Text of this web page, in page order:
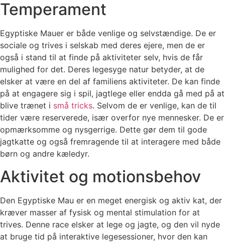
Temperament
Egyptiske Mauer er både venlige og selvstændige. De er
sociale og trives i selskab med deres ejere, men de er
også i stand til at finde på aktiviteter selv, hvis de får
mulighed for det. Deres legesyge natur betyder, at de
elsker at være en del af familiens aktiviteter. De kan finde
på at engagere sig i spil, jagtlege eller endda gå med på at
blive trænet i små tricks. Selvom de er venlige, kan de til
tider være reserverede, især overfor nye mennesker. De er
opmærksomme og nysgerrige. Dette gør dem til gode
jagtkatte og også fremragende til at interagere med både
børn og andre kæledyr.
Aktivitet og motionsbehov
Den Egyptiske Mau er en meget energisk og aktiv kat, der
kræver masser af fysisk og mental stimulation for at
trives. Denne race elsker at lege og jagte, og den vil nyde
at bruge tid på interaktive legesessioner, hvor den kan